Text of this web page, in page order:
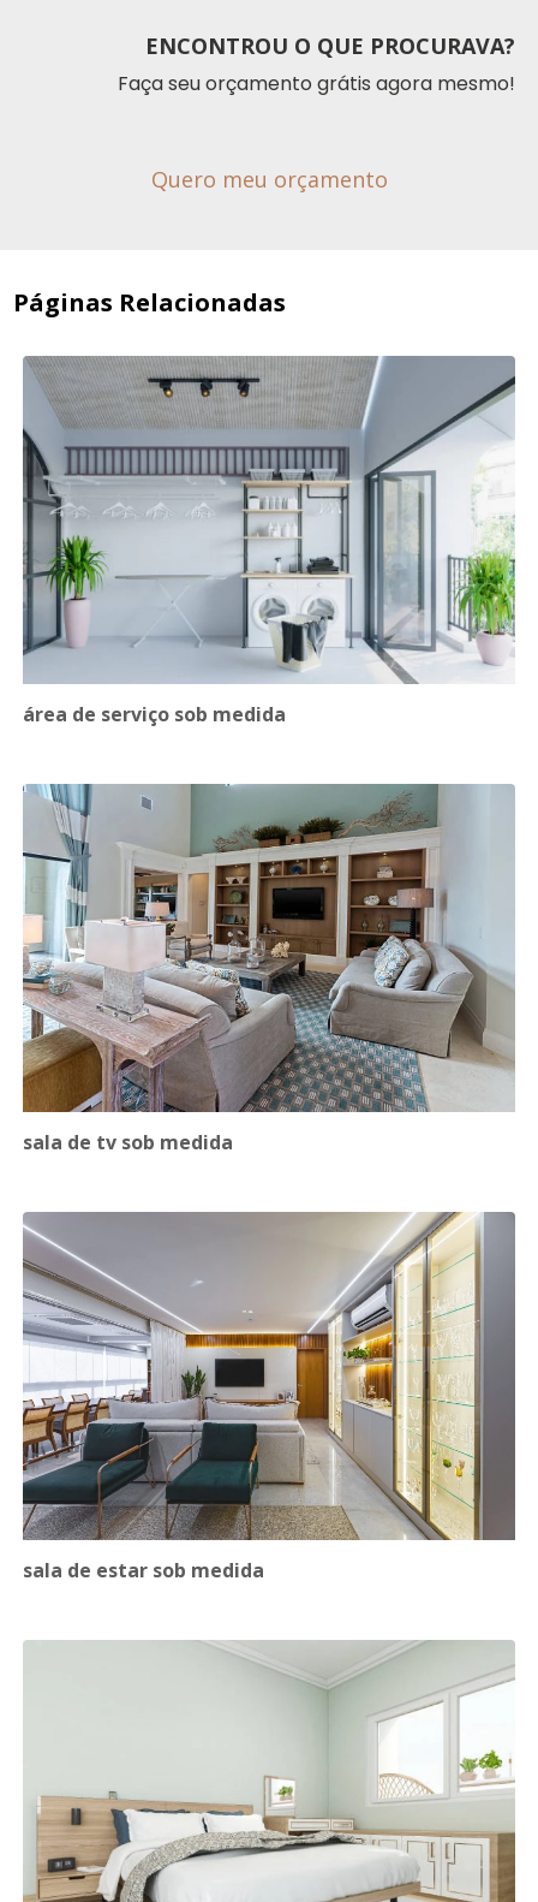
ENCONTROU O QUE PROCURAVA?
Faça seu orçamento grátis agora mesmo!
Quero meu orçamento
Páginas Relacionadas
área de serviço sob medida
sala de tv sob medida
sala de estar sob medida